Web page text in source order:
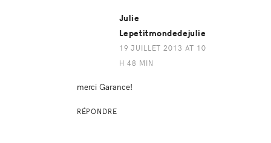
Julie
Lepetitmondedejulie
19 JUILLET 2013 AT 10
H 48 MIN
merci Garance!
RÉPONDRE